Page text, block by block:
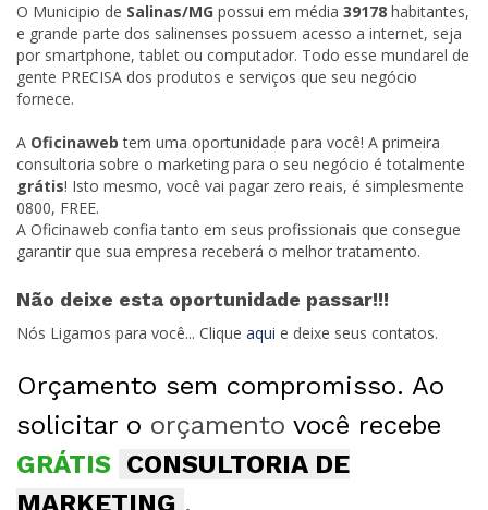
O Municipio de Salinas/MG possui em média 39178 habitantes,
e grande parte dos salinenses possuem acesso a internet, seja
por smartphone, tablet ou computador. Todo esse mundarel de
gente PRECISA dos produtos e serviços que seu negócio
fornece.
A Oficinaweb tem uma oportunidade para você! A primeira
consultoria sobre o marketing para o seu negócio é totalmente
grátis! Isto mesmo, você vai pagar zero reais, é simplesmente
0800, FREE.
A Oficinaweb confia tanto em seus profissionais que consegue
garantir que sua empresa receberá o melhor tratamento.
Não deixe esta oportunidade passar!!!
Nós Ligamos para você... Clique aqui e deixe seus contatos.
Orçamento sem compromisso. Ao
solicitar o orçamento você recebe
GRÁTIS CONSULTORIA DE
MARKETING .